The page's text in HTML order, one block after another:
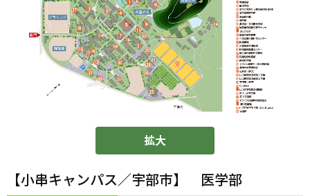
拡大
【小串キャンパス／宇部市】 医学部